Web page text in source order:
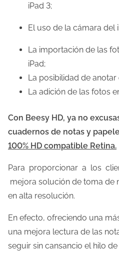
iPad 3;
El uso de la cámara del
La importación de las
iPad;
La posibilidad de anotar
La adición de las fotos
Con Beesy HD, ya no
cuadernos de notas y
100% HD compatible Retina.
Para proporcionar a los
mejora solución de toma de
en alta resolución.
En efecto, ofreciendo una
una mejora lectura de las
seguir sin cansancio el hilo